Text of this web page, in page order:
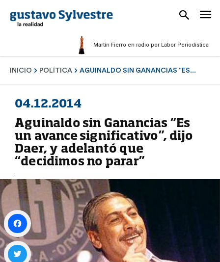
Martín Fierro en radio por Labor Periodística
INICIO POLÍTICA AGUINALDO SIN GANANCIAS “ES...
04.12.2014
Aguinaldo sin Ganancias “Es
un avance significativo”, dijo
Daer, y adelantó que
“decidimos no parar”
Facebook